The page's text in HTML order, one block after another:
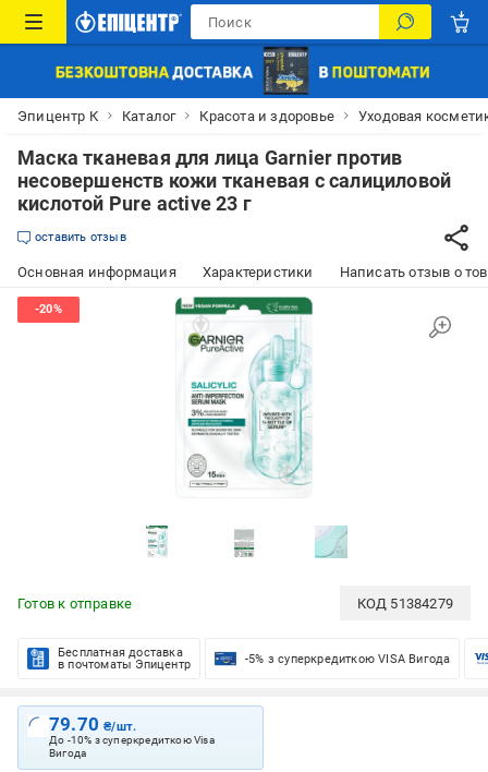
Эпицентр К Каталог Красота и здоровье Уходовая
Маска тканевая для лица Garnier против
несовершенств кожи тканевая с салициловой
кислотой Pure active 23 г
оставить отзыв
Основная информация Характеристики Написать отзыв о
Готов к отправке КОД 51384279
Бесплатная доставка
в почтоматы Эпицентр
-5% з суперкредиткою VISA Вигода
79.70₴/шт.
До -10% з суперкредиткою Visa
Вигода